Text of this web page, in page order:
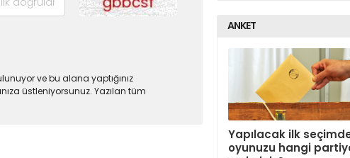
ve bu alana yaptığınız
üstleniyorsunuz. Yazılan tüm
ANKET
Yapılacak ilk
oyunuzu hangi